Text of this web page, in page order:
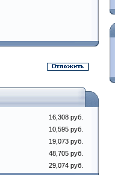
16,308 руб.
10,595 руб.
19,073 руб.
48,705 руб.
29,074 руб.